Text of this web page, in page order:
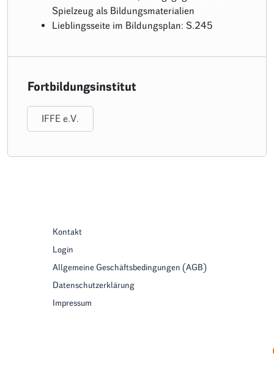
Spielzeug als Bildungsmaterialien
Lieblingsseite im Bildungsplan: S.245
Fortbildungsinstitut
IFFE e.V.
Kontakt
Login
Allgemeine Geschäftsbedingungen (AGB)
Datenschutzerklärung
Impressum